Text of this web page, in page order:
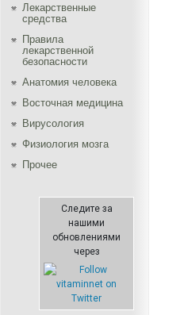
Лекарственные
средства
Правила
лекарственной
безопасности
Aнатомия человека
Восточная медицина
Вирусология
Физиология мозга
Прочее
Следите за
нашими
обновлениями
через